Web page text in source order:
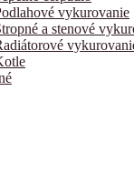
vykurovanie
a stenové